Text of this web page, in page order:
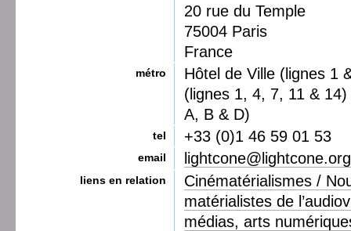
20 rue du Temple
75004 Paris
France
métro
Hôtel de Ville (lignes 1
(lignes 1, 4, 7, 11 &
A, B & D)
tel +33 (0)1 46 59 01 53
email lightcone@lightcone.org
liens en relation
Cinématérialismes /
matérialistes de
médias, arts